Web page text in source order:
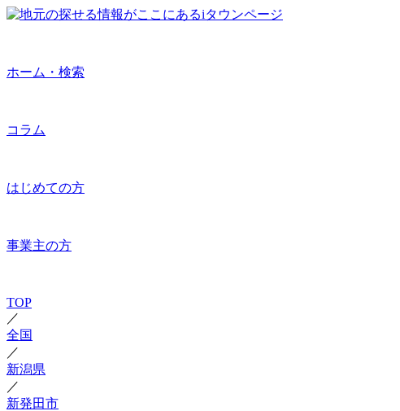
ホーム・検索
コラム
はじめての方
事業主の方
TOP
／
全国
／
新潟県
／
新発田市